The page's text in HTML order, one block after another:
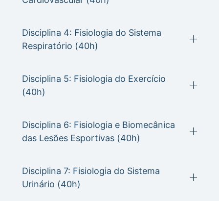
Disciplina 4: Fisiologia do Sistema
Respiratório (40h)
Disciplina 5: Fisiologia do Exercício
(40h)
Disciplina 6: Fisiologia e Biomecânica
das Lesões Esportivas (40h)
Disciplina 7: Fisiologia do Sistema
Urinário (40h)